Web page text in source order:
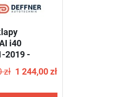
i40
2019 -
zł 1 244,00 zł